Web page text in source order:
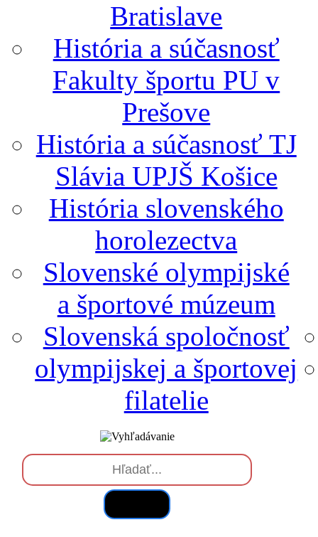
Bratislave
História a súčasnosť
Fakulty športu PU v
Prešove
História a súčasnosť TJ
Slávia UPJŠ Košice
História slovenského
horolezectva
Slovenské olympijské
a športové múzeum
Slovenská spoločnosť
olympijskej a športovej
filatelie